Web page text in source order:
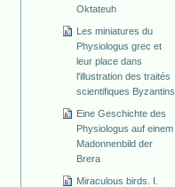
Oktateuh
Les miniatures du
Physiologus grec et
leur place dans
l'illustration des traités
scientifiques Byzantins
Eine Geschichte des
Physiologus auf einem
Madonnenbild der
Brera
Miraculous birds. I.